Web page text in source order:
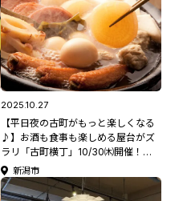
2025.10.27
【平日夜の古町がもっと楽しくなる
♪】お酒も食事も楽しめる屋台がズ
ラリ「古町横丁」10/30㈭開催！
1,000人超が集まるイベント
新潟市